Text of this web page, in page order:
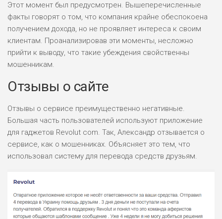
Этот момент был предусмотрен. Вышеперечисленные
факты говорят о том, что компания крайне обеспокоена
получением дохода, но не проявляет интереса к своим
клиентам. Проанализировав эти моменты, несложно
прийти к выводу, что такие убеждения свойственны
мошенникам.
Отзывы о сайте
Отзывы о сервисе преимущественно негативные.
Большая часть пользователей используют приложение
для гаджетов Revolut com. Так, Александр отзывается о
сервисе, как о мошенниках. Объясняет это тем, что
использовал систему для перевода средств друзьям.